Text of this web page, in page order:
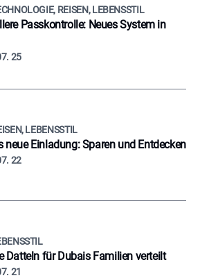
REISEN, LEBENSSTIL
Passkontrolle: Neues System in
25
LEBENSSTIL
neue Einladung: Sparen und Entdecken
22
Datteln für Dubais Familien verteilt
21